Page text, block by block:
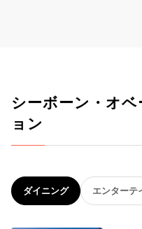
シーボーン・オ
ョン
ダイニング エンターテ